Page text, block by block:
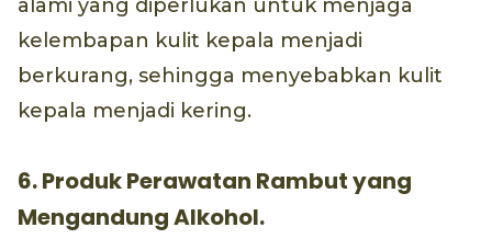
alami yang diperlukan untuk menjaga
kelembapan kulit kepala menjadi
berkurang, sehingga menyebabkan kulit
kepala menjadi kering.
6. Produk Perawatan Rambut yang
Mengandung Alkohol.